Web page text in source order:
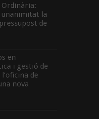
Ordinària:
la
de
en
i gestió de
de
nova